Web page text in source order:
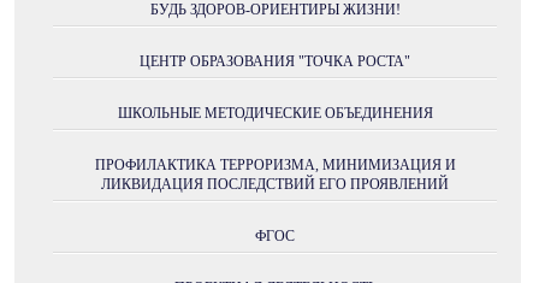
БУДЬ ЗДОРОВ-ОРИЕНТИРЫ ЖИЗНИ!
ЦЕНТР ОБРАЗОВАНИЯ "ТОЧКА РОСТА"
ШКОЛЬНЫЕ МЕТОДИЧЕСКИЕ ОБЪЕДИНЕНИЯ
ПРОФИЛАКТИКА ТЕРРОРИЗМА, МИНИМИЗАЦИЯ И
ЛИКВИДАЦИЯ ПОСЛЕДСТВИЙ ЕГО ПРОЯВЛЕНИЙ
ФГОС